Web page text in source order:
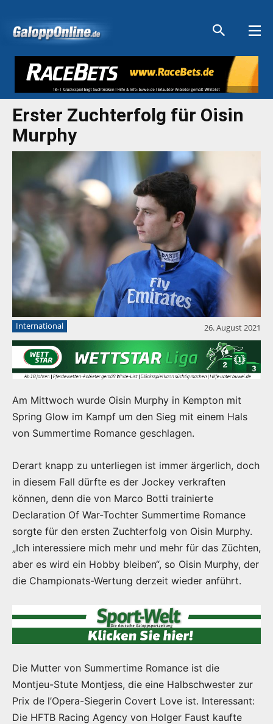
Erster Zuchterfolg für Oisin
Murphy
International 26. August 2021
Am Mittwoch wurde Oisin Murphy in Kempton mit
Spring Glow im Kampf um den Sieg mit einem Hals
von Summertime Romance geschlagen.
Derart knapp zu unterliegen ist immer ärgerlich, doch
in diesem Fall dürfte es der Jockey verkraften
können, denn die von Marco Botti trainierte
Declaration Of War-Tochter Summertime Romance
sorgte für den ersten Zuchterfolg von Oisin Murphy.
„Ich interessiere mich mehr und mehr für das Züchten,
aber es wird ein Hobby bleiben“, so Oisin Murphy, der
die Championats-Wertung derzeit wieder anführt.
Die Mutter von Summertime Romance ist die
Montjeu-Stute Montjess, die eine Halbschwester zur
Prix de l’Opera-Siegerin Covert Love ist. Interessant:
Die HFTB Racing Agency von Holger Faust kaufte